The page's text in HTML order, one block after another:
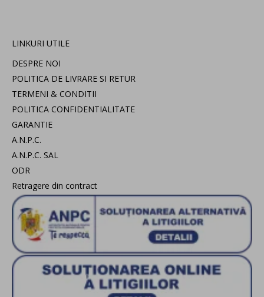
LINKURI UTILE
DESPRE NOI
POLITICA DE LIVRARE SI RETUR
TERMENI & CONDITII
POLITICA CONFIDENTIALITATE
GARANTIE
A.N.P.C.
A.N.P.C. SAL
ODR
Retragere din contract